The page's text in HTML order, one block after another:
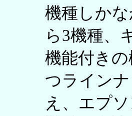
機種しか
ら3機種、
機能付き
つライン
え、エプ